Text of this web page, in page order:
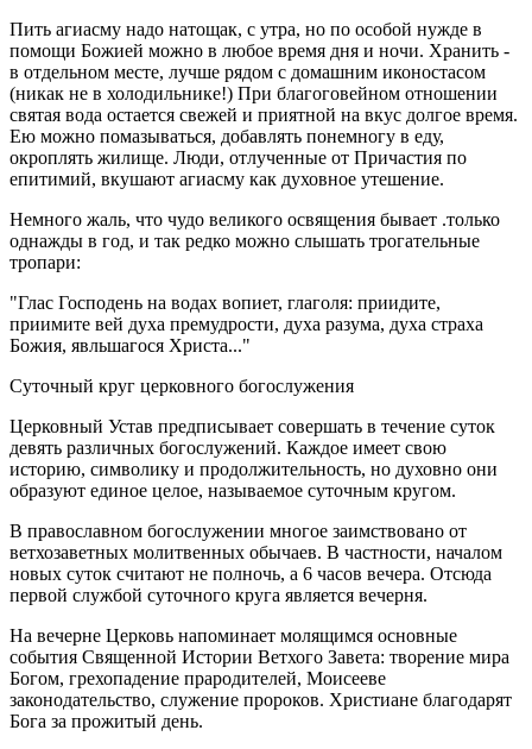
Пить агиасму надо натощак, с утра, но по особой нужде в
помощи Божией можно в любое время дня и ночи. Хранить -
в отдельном месте, лучше рядом с домашним иконостасом
(никак не в холодильнике!) При благоговейном отношении
святая вода остается свежей и приятной на вкус долгое время.
Ею можно помазываться, добавлять понемногу в еду,
окроплять жилище. Люди, отлученные от Причастия по
епитимий, вкушают агиасму как духовное утешение.
Немного жаль, что чудо великого освящения бывает .только
однажды в год, и так редко можно слышать трогательные
тропари:
"Глас Господень на водах вопиет, глаголя: приидите,
приимите вей духа премудрости, духа разума, духа страха
Божия, явльшагося Христа..."
Суточный круг церковного богослужения
Церковный Устав предписывает совершать в течение суток
девять различных богослужений. Каждое имеет свою
историю, символику и продолжительность, но духовно они
образуют единое целое, называемое суточным кругом.
В православном богослужении многое заимствовано от
ветхозаветных молитвенных обычаев. В частности, началом
новых суток считают не полночь, а 6 часов вечера. Отсюда
первой службой суточного круга является вечерня.
На вечерне Церковь напоминает молящимся основные
события Священной Истории Ветхого Завета: творение мира
Богом, грехопадение прародителей, Моисееве
законодательство, служение пророков. Христиане благодарят
Бога за прожитый день.